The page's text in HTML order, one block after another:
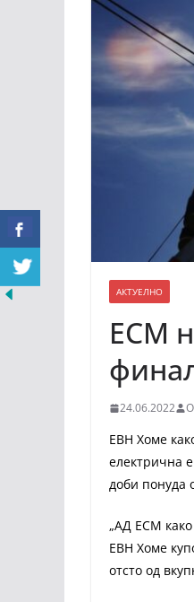
АКТУЕЛНО
ЕСМ
24.06.2022
ЕВН Хоме
електрична
доби понуда
„АД ЕСМ како
ЕВН Хоме
отсто од